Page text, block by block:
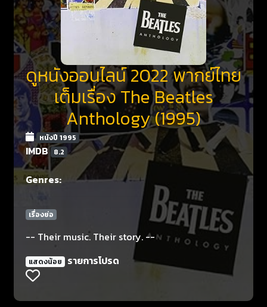
ดูหนังออนไลน์ 2022 พากย์ไทย
เต็มเรื่อง The Beatles
Anthology (1995)
หนังปี 1995
IMDB 8.2
Genres:
เรื่องย่อ
-- Their music. Their story. --
แสดงน้อย รายการโปรด